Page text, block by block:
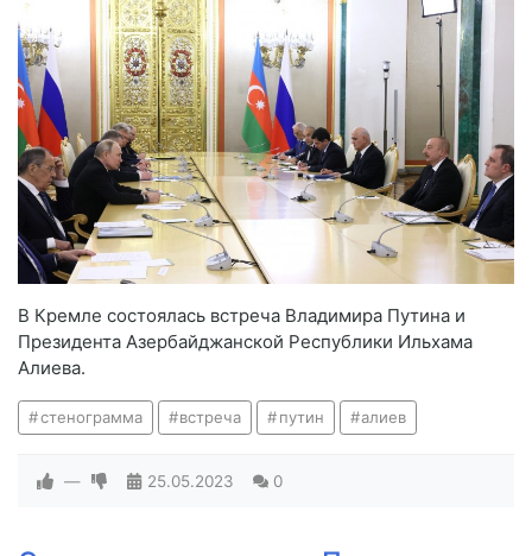
В Кремле состоялась встреча Владимира Путина и
Президента Азербайджанской Республики Ильхама
Алиева.
стенограмма встреча путин алиев
— 25.05.2023 0